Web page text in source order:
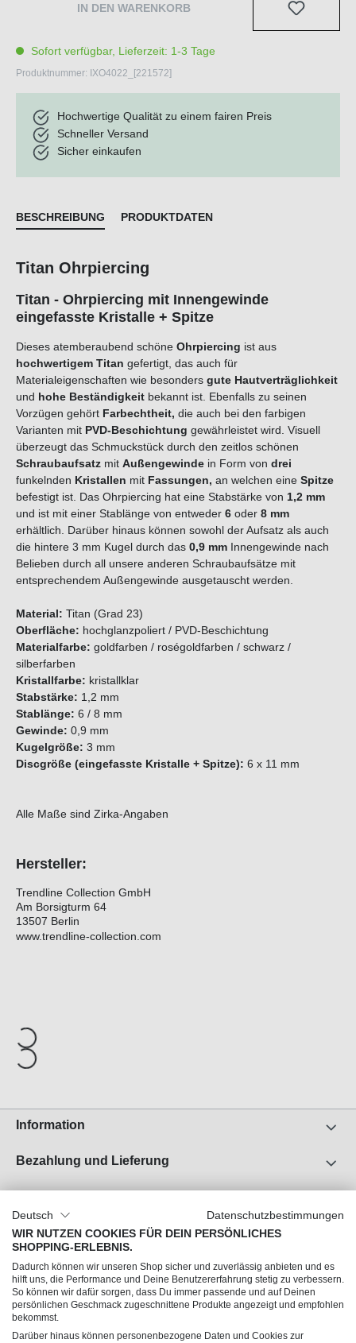
IN DEN WARENKORB
Sofort verfügbar, Lieferzeit: 1-3 Tage
Produktnummer: IXO4022_[221572]
Hochwertige Qualität zu einem fairen Preis
Schneller Versand
Sicher einkaufen
BESCHREIBUNG PRODUKTDATEN
Titan Ohrpiercing
Titan - Ohrpiercing mit Innengewinde
eingefasste Kristalle + Spitze
Dieses atemberaubend schöne Ohrpiercing ist aus
hochwertigem Titan gefertigt, das auch für
Materialeigenschaften wie besonders gute Hautverträglichkeit
und hohe Beständigkeit bekannt ist. Ebenfalls zu seinen
Vorzügen gehört Farbechtheit, die auch bei den farbigen
Varianten mit PVD-Beschichtung gewährleistet wird. Visuell
überzeugt das Schmuckstück durch den zeitlos schönen
Schraubaufsatz mit Außengewinde in Form von drei
funkelnden Kristallen mit Fassungen, an welchen eine Spitze
befestigt ist. Das Ohrpiercing hat eine Stabstärke von 1,2 mm
und ist mit einer Stablänge von entweder 6 oder 8 mm
erhältlich. Darüber hinaus können sowohl der Aufsatz als auch
die hintere 3 mm Kugel durch das 0,9 mm Innengewinde nach
Belieben durch all unsere anderen Schraubaufsätze mit
entsprechendem Außengewinde ausgetauscht werden.
Material: Titan (Grad 23)
Oberfläche: hochglanzpoliert / PVD-Beschichtung
Materialfarbe: goldfarben / roségoldfarben / schwarz /
silberfarben
Kristallfarbe: kristallklar
Stabstärke: 1,2 mm
Stablänge: 6 / 8 mm
Gewinde: 0,9 mm
Kugelgröße: 3 mm
Discgröße (eingefasste Kristalle + Spitze): 6 x 11 mm
Alle Maße sind Zirka-Angaben
Hersteller:
Trendline Collection GmbH
Am Borsigturm 64
13507 Berlin
www.trendline-collection.com
Information
Bezahlung und Lieferung
Über uns
Jobs
Impressum
AGB
Datenschutz
Deutsch
Datenschutzbestimmungen
WIR NUTZEN COOKIES FÜR DEIN PERSÖNLICHES
SHOPPING-ERLEBNIS.
Dadurch können wir unseren Shop sicher und zuverlässig anbieten und es
hilft uns, die Performance und Deine Benutzererfahrung stetig zu verbessern.
So können wir dafür sorgen, dass Du immer passende und auf Deinen
persönlichen Geschmack zugeschnittene Produkte angezeigt und empfohlen
bekommst.
Darüber hinaus können personenbezogene Daten und Cookies zur